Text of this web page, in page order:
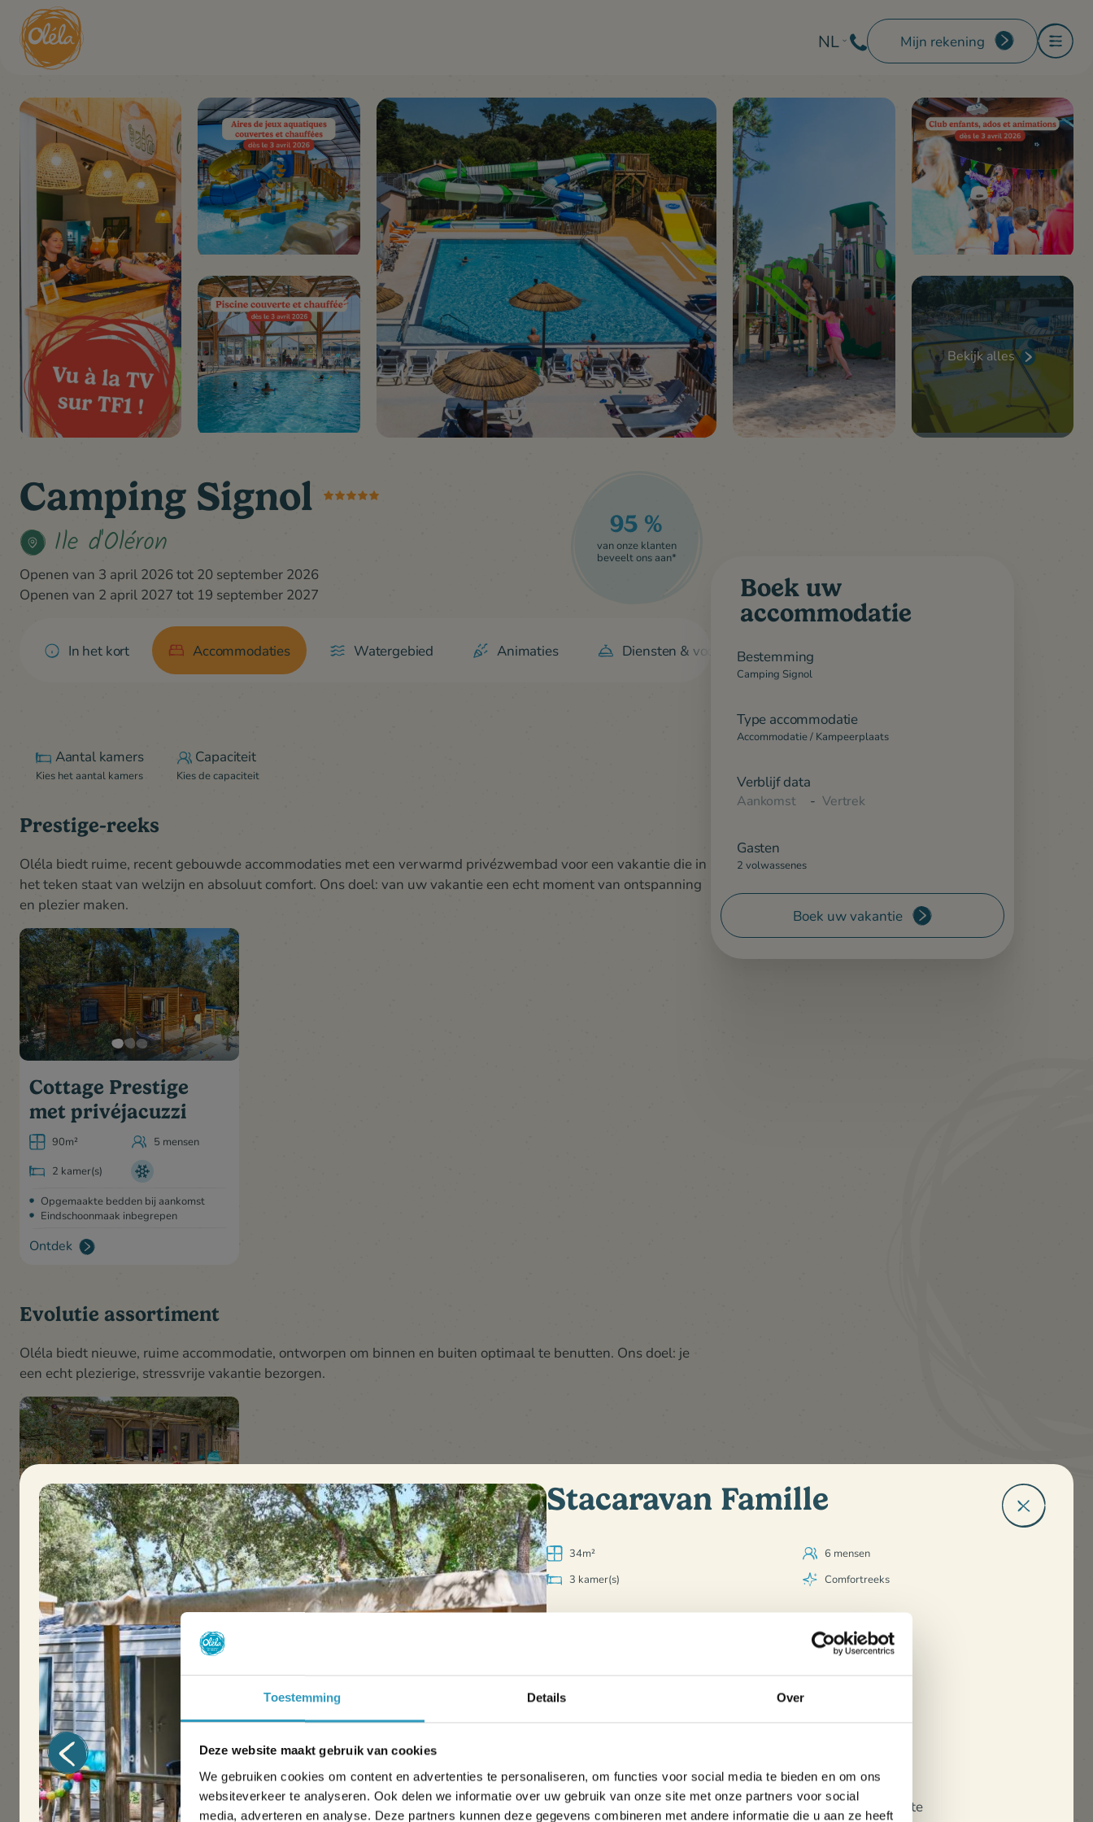
Toestemming Details Over
Deze website maakt gebruik van cookies
We gebruiken cookies om content en advertenties te personaliseren, om functies voor social media te bieden en om ons
websiteverkeer te analyseren. Ook delen we informatie over uw gebruik van onze site met onze partners voor social
media, adverteren en analyse. Deze partners kunnen deze gegevens combineren met andere informatie die u aan ze heeft
NL Mijn rekening
Bekijk alles
Camping Signol
Ile d'Oléron
Openen van 3 april 2026 tot 20 september 2026
Openen van 2 april 2027 tot 19 september 2027
95 %
van onze klanten
beveelt ons aan*
In het kort Accommodaties Watergebied Animaties Diensten & voordelen
Aantal kamers
Kies het aantal kamers
Capaciteit
Kies de capaciteit
Prestige-reeks
Oléla biedt ruime, recent gebouwde accommodaties met een verwarmd privézwembad voor een vakantie die in
het teken staat van welzijn en absoluut comfort. Ons doel: van uw vakantie een echt moment van ontspanning
en plezier maken.
Cottage Prestige
met privéjacuzzi
90m²
5 mensen
2 kamer(s)
Opgemaakte bedden bij aankomst
Eindschoonmaak inbegrepen
Ontdek
Evolutie assortiment
Oléla biedt nieuwe, ruime accommodatie, ontworpen om binnen en buiten optimaal te benutten. Ons doel: je
een echt plezierige, stressvrije vakantie bezorgen.
Stacaravan Otello
met airconditioning
40m²
6 mensen
3 kamer(s)
Recente accommodatie
2 badkamers met XXL douche
Ontdek
Grote capaciteit
Stacaravan Famille
34m²
6 mensen
3 kamer(s)
Comfortreeks
Apparatuur
Woonkamer
Keuken Doucheruimte
Boek uw
accommodatie
Bestemming
Camping Signol
Type accommodatie
Accommodatie / Kampeerplaats
Verblijf data
-
Gasten
2 volwassenes
Boek uw vakantie